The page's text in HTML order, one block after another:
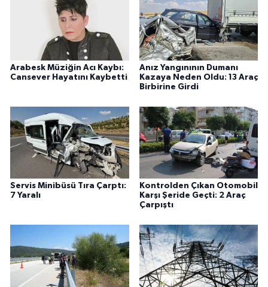
Arabesk Müziğin Acı Kaybı:
Cansever Hayatını Kaybetti
Anız Yangınının Dumanı
Kazaya Neden Oldu: 13 Araç
Birbirine Girdi
Servis Minibüsü Tıra Çarptı:
7 Yaralı
Kontrolden Çıkan Otomobil
Karşı Şeride Geçti: 2 Araç
Çarpıştı